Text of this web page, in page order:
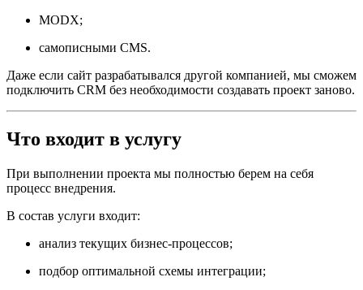
MODX;
самописными CMS.
Даже если сайт разрабатывался другой компанией, мы сможем
подключить CRM без необходимости создавать проект заново.
Что входит в услугу
При выполнении проекта мы полностью берем на себя
процесс внедрения.
В состав услуги входит:
анализ текущих бизнес-процессов;
подбор оптимальной схемы интеграции;